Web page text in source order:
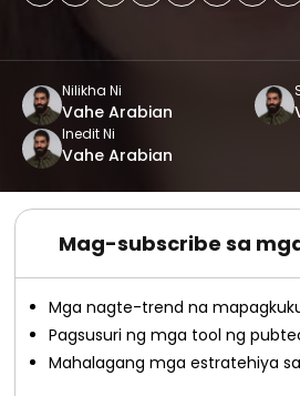
Nilikha Ni
Vahe Arabian
Inedit Ni
Vahe Arabian
Mag-subscribe sa
Mga nagte-trend na
Pagsusuri ng mga tool ng
Mahalagang mga estratehiya